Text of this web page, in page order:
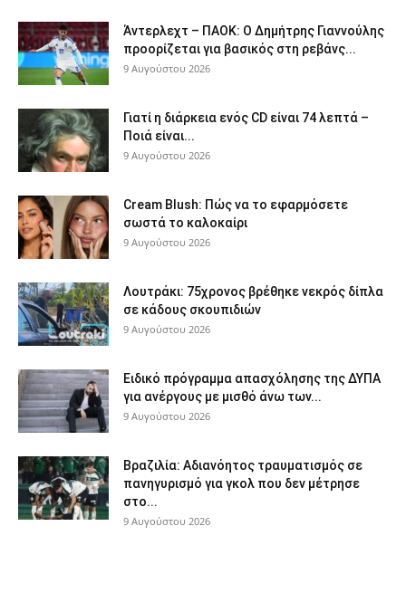
Άντερλεχτ – ΠΑΟΚ: Ο Δημήτρης Γιαννούλης
προορίζεται για βασικός στη ρεβάνς...
9 Αυγούστου 2026
Γιατί η διάρκεια ενός CD είναι 74 λεπτά –
Ποιά είναι...
9 Αυγούστου 2026
Cream Blush: Πώς να το εφαρμόσετε
σωστά το καλοκαίρι
9 Αυγούστου 2026
Λουτράκι: 75χρονος βρέθηκε νεκρός δίπλα
σε κάδους σκουπιδιών
9 Αυγούστου 2026
Ειδικό πρόγραμμα απασχόλησης της ΔΥΠΑ
για ανέργους με μισθό άνω των...
9 Αυγούστου 2026
Βραζιλία: Αδιανόητος τραυματισμός σε
πανηγυρισμό για γκολ που δεν μέτρησε
στο...
9 Αυγούστου 2026